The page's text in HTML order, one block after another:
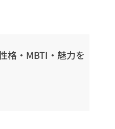
格・MBTI・魅力を